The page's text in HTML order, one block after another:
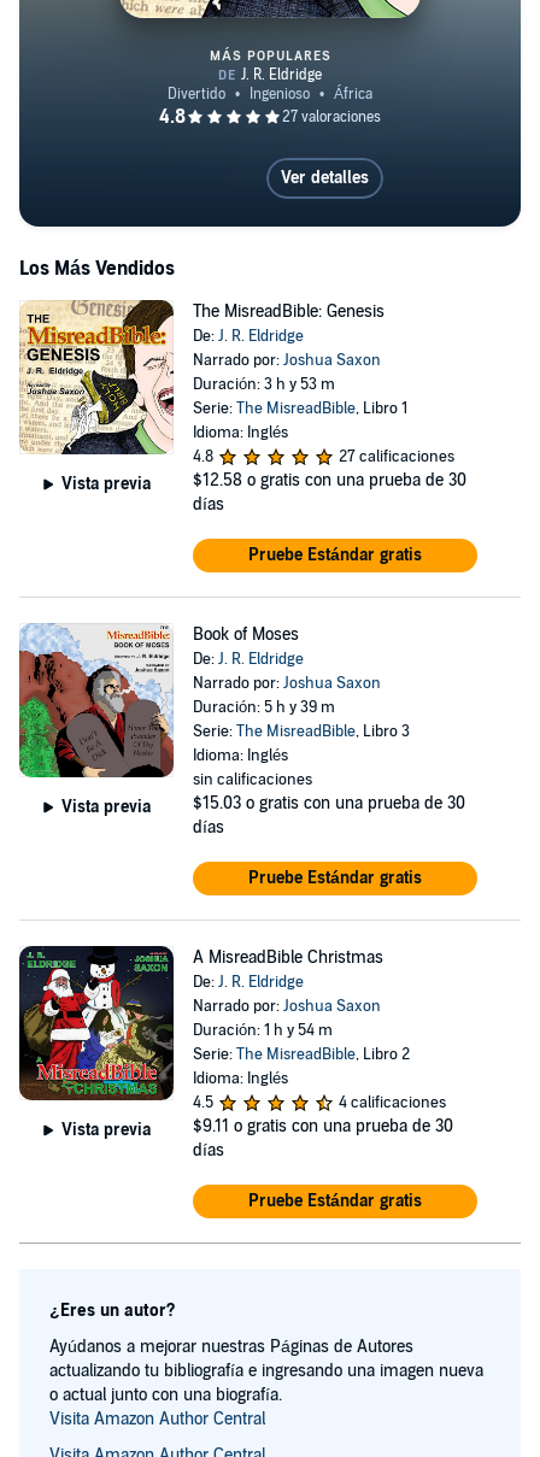
The MisreadBible: Genesis
MÁS POPULARES
Ver detalles
Los Más Vendidos
Vista previa
The MisreadBible: Genesis
De:J. R. Eldridge
Narrado por:Joshua Saxon
Duración: 3 h y 53 m
Serie:The MisreadBible, Libro 1
Idioma: Inglés
4.8
27 calificaciones
$12.58 o gratis con una prueba de 30
días
Pruebe Estándar gratis
Vista previa
Book of Moses
De:J. R. Eldridge
Narrado por:Joshua Saxon
Duración: 5 h y 39 m
Serie:The MisreadBible, Libro 3
Idioma: Inglés
sin calificaciones
$15.03 o gratis con una prueba de 30
días
Pruebe Estándar gratis
Vista previa
A MisreadBible Christmas
De:J. R. Eldridge
Narrado por:Joshua Saxon
Duración: 1 h y 54 m
Serie:The MisreadBible, Libro 2
Idioma: Inglés
4.5
4 calificaciones
$9.11 o gratis con una prueba de 30
días
Pruebe Estándar gratis
¿Eres un autor?
Ayúdanos a mejorar nuestras Páginas de Autores
actualizando tu bibliografía e ingresando una imagen nueva
o actual junto con una biografía.
Visita Amazon Author Central